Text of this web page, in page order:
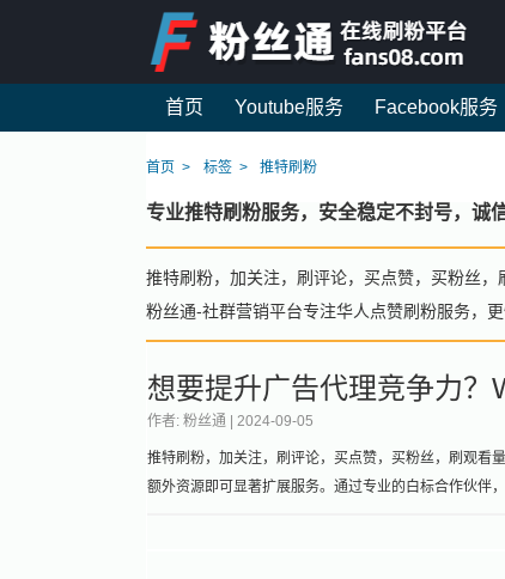
首页 Youtube服务 Facebook服务
首页 标签 推特刷粉
专业推特刷粉服务，安全稳定不封号，诚
推特刷粉，加关注，刷评论，买点赞，买粉丝
粉丝通-社群营销平台专注华人点赞刷粉服务，更
想要提升广告代理竞争力？
作者: 粉丝通 | 2024-09-05
推特刷粉，加关注，刷评论，买点赞，买粉丝，刷观看
额外资源即可显著扩展服务。通过专业的白标合作伙伴